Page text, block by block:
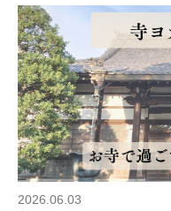
2026.06.03